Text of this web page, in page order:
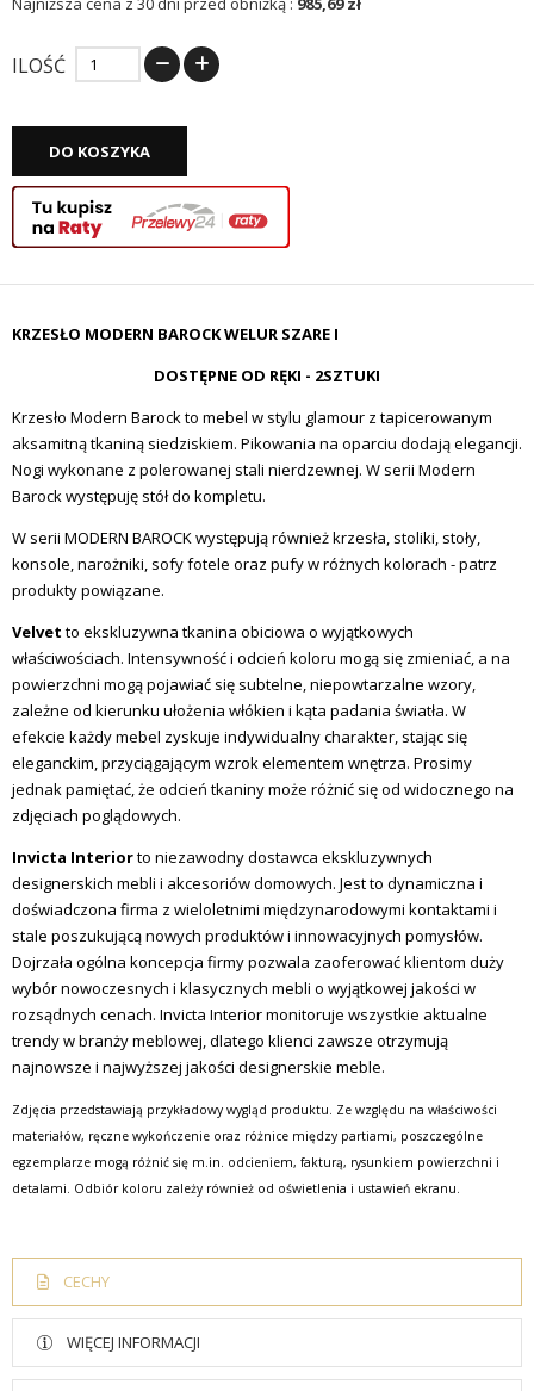
ILOŚĆ
DO KOSZYKA
KRZESŁO MODERN BAROCK WELUR SZARE I
DOSTĘPNE OD RĘKI - 2SZTUKI
Krzesło Modern Barock to mebel w stylu glamour z tapicerowanym
aksamitną tkaniną siedziskiem. Pikowania na oparciu dodają elegancji.
Nogi wykonane z polerowanej stali nierdzewnej. W serii Modern
Barock występuję stół do kompletu.
W serii MODERN BAROCK występują również krzesła, stoliki, stoły,
konsole, narożniki, sofy fotele oraz pufy w różnych kolorach - patrz
produkty powiązane.
Velvet to ekskluzywna tkanina obiciowa o wyjątkowych
właściwościach. Intensywność i odcień koloru mogą się zmieniać, a na
powierzchni mogą pojawiać się subtelne, niepowtarzalne wzory,
zależne od kierunku ułożenia włókien i kąta padania światła. W
efekcie każdy mebel zyskuje indywidualny charakter, stając się
eleganckim, przyciągającym wzrok elementem wnętrza. Prosimy
jednak pamiętać, że odcień tkaniny może różnić się od widocznego na
zdjęciach poglądowych.
Invicta Interiorto niezawodny dostawca ekskluzywnych
designerskich mebli i akcesoriów domowych. Jest to dynamiczna i
doświadczona firma z wieloletnimi międzynarodowymi kontaktami i
stale poszukującą nowych produktów i innowacyjnych pomysłów.
Dojrzała ogólna koncepcja firmy pozwala zaoferować klientom duży
wybór nowoczesnych i klasycznych mebli o wyjątkowej jakości w
rozsądnych cenach. Invicta Interior monitoruje wszystkie aktualne
trendy w branży meblowej, dlatego klienci zawsze otrzymują
najnowsze i najwyższej jakości designerskie meble.
Zdjęcia przedstawiają przykładowy wygląd produktu. Ze względu na właściwości
materiałów, ręczne wykończenie oraz różnice między partiami, poszczególne
egzemplarze mogą różnić się m.in. odcieniem, fakturą, rysunkiem powierzchni i
detalami. Odbiór koloru zależy również od oświetlenia i ustawień ekranu.
CECHY
WIĘCEJ INFORMACJI